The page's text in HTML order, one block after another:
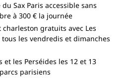
Sax Paris accessible sans
à 300 € la journée
gratuits avec Les
les vendredis et dimanches
et les Perséides les 12 et 13
parisiens